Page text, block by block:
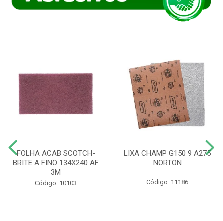
FOLHA ACAB SCOTCH-
BRITE A FINO 134X240 AF
3M
Código: 10103
LIXA CHAMP G150 9 A275
NORTON
Código: 11186